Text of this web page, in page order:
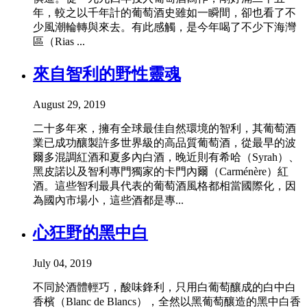
年，較之以千年計的葡萄酒史雖如一瞬間，卻也看了不
少風潮輪轉與來去。有此感觸，是今年喝了不少下海灣
區（Rias ...
來自智利的野性靈魂
August 29, 2019
二十多年來，擁有全球最佳自然環境的智利，其葡萄酒
業已成功釀製許多世界級的高品質葡萄酒，從最早的波
爾多混調紅酒和夏多內白酒，晚近則有希哈（Syrah）、
黑皮諾以及智利專門獨家的卡門內爾（Carménère）紅
酒。這些智利最具代表的葡萄酒風格都相當國際化，因
為國內市場小，這些酒都是專...
心狂野的黑中白
July 04, 2019
不同於酒體輕巧，酸味鋒利，只用白葡萄釀成的白中白
香檳（Blanc de Blancs），全然以黑葡萄釀造的黑中白香